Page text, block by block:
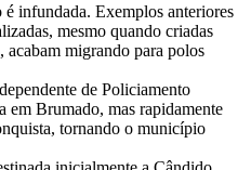
infundada. Exemplos anteriores
mesmo quando criadas
acabam migrando para polos
de Policiamento
Brumado, mas rapidamente
tornando o município